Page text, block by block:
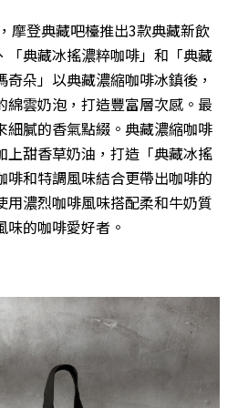
摩登典藏吧檯推出3款典藏新飲
「典藏冰搖濃粹咖啡」和「典藏
朵」以典藏濃縮咖啡冰鎮後，
綿雲奶泡，打造豐富層次感。最
細膩的香氣點綴。典藏濃縮咖啡
上甜香草奶油，打造「典藏冰搖
啡和特調風味結合更帶出咖啡的
用濃烈咖啡風味搭配柔和牛奶質
的咖啡愛好者。